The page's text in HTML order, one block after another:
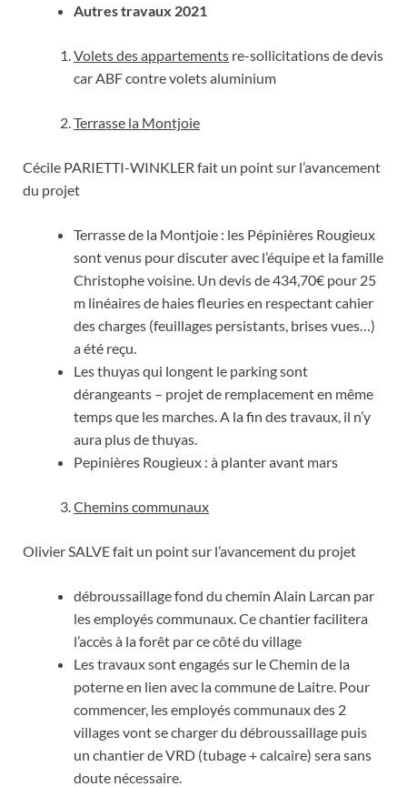
Autres travaux 2021
Volets des appartements re-sollicitations de devis
car ABF contre volets aluminium
Terrasse la Montjoie
Cécile PARIETTI-WINKLER fait un point sur l’avancement
du projet
Terrasse de la Montjoie : les Pépinières Rougieux
sont venus pour discuter avec l’équipe et la famille
Christophe voisine. Un devis de 434,70€ pour 25
m linéaires de haies fleuries en respectant cahier
des charges (feuillages persistants, brises vues…)
a été reçu.
Les thuyas qui longent le parking sont
dérangeants – projet de remplacement en même
temps que les marches. A la fin des travaux, il n’y
aura plus de thuyas.
Pepinières Rougieux : à planter avant mars
Chemins communaux
Olivier SALVE fait un point sur l’avancement du projet
débroussaillage fond du chemin Alain Larcan par
les employés communaux. Ce chantier facilitera
l’accès à la forêt par ce côté du village
Les travaux sont engagés sur le Chemin de la
poterne en lien avec la commune de Laitre. Pour
commencer, les employés communaux des 2
villages vont se charger du débroussaillage puis
un chantier de VRD (tubage + calcaire) sera sans
doute nécessaire.